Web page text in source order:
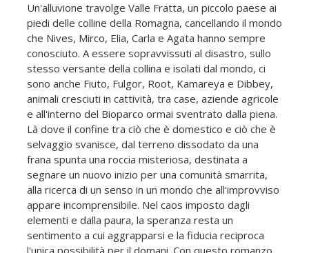
Un'alluvione travolge Valle Fratta, un piccolo paese ai
piedi delle colline della Romagna, cancellando il mondo
che Nives, Mirco, Elia, Carla e Agata hanno sempre
conosciuto. A essere sopravvissuti al disastro, sullo
stesso versante della collina e isolati dal mondo, ci
sono anche Fiuto, Fulgor, Root, Kamareya e Dibbey,
animali cresciuti in cattività, tra case, aziende agricole
e all'interno del Bioparco ormai sventrato dalla piena.
Là dove il confine tra ciò che è domestico e ciò che è
selvaggio svanisce, dal terreno dissodato da una
frana spunta una roccia misteriosa, destinata a
segnare un nuovo inizio per una comunità smarrita,
alla ricerca di un senso in un mondo che all'improvviso
appare incomprensibile. Nel caos imposto dagli
elementi e dalla paura, la speranza resta un
sentimento a cui aggrapparsi e la fiducia reciproca